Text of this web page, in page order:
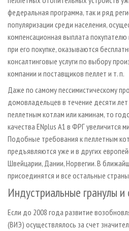
федеральная программа, так и ряд
популяризации среди населения,
компенсационная выплата
при его покупке, оказываются
консалтинговые услуги по выбору
компании и поставщиков пеллет и т. п.
Даже по самому пессимистическому
домовладельцев в течение десяти
пеллетным котлам или каминам, то
качества ENplus A1 в ФРГ увеличится
Подобные требования к пеллетным
предъявляются уже и в других
Швейцарии, Дании, Норвегии. В
присоединятся и все остальные
Индустриальные гранулы и
Если до 2008 года развитие
(ВИЭ) осуществлялось за счет